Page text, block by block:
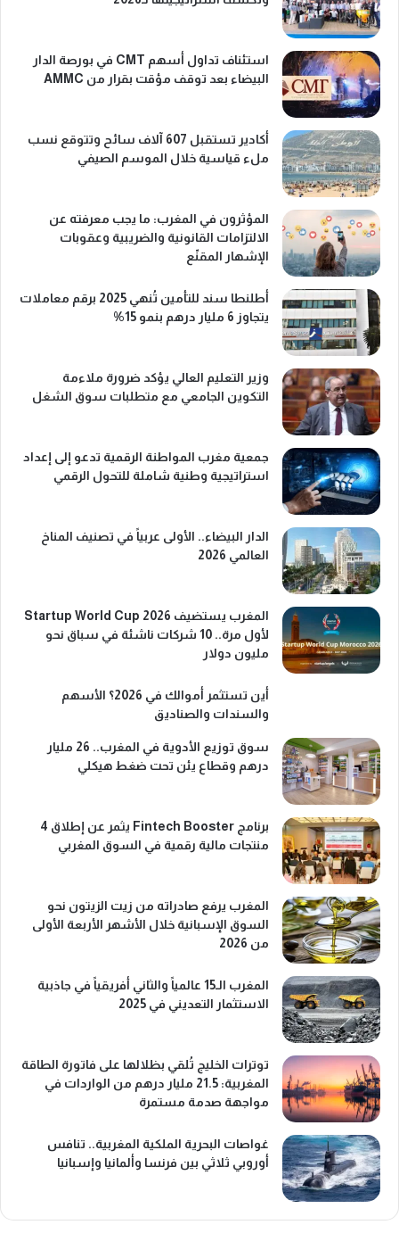
استئناف تداول أسهم CMT في بورصة الدار
البيضاء بعد توقف مؤقت بقرار من AMMC
أكادير تستقبل 607 آلاف سائح وتتوقع نسب
ملء قياسية خلال الموسم الصيفي
المؤثرون في المغرب: ما يجب معرفته عن
الالتزامات القانونية والضريبية وعقوبات
الإشهار المقنّع
أطلنطا سند للتأمين تُنهي 2025 برقم معاملات
يتجاوز 6 مليار درهم بنمو 15%
وزير التعليم العالي يؤكد ضرورة ملاءمة
التكوين الجامعي مع متطلبات سوق الشغل
جمعية مغرب المواطنة الرقمية تدعو إلى إعداد
استراتيجية وطنية شاملة للتحول الرقمي
الدار البيضاء.. الأولى عربياً في تصنيف المناخ
العالمي 2026
المغرب يستضيف Startup World Cup 2026
لأول مرة.. 10 شركات ناشئة في سباق نحو
مليون دولار
أين تستثمر أموالك في 2026؟ الأسهم
والسندات والصناديق
سوق توزيع الأدوية في المغرب.. 26 مليار
درهم وقطاع يئن تحت ضغط هيكلي
برنامج Fintech Booster يثمر عن إطلاق 4
منتجات مالية رقمية في السوق المغربي
المغرب يرفع صادراته من زيت الزيتون نحو
السوق الإسبانية خلال الأشهر الأربعة الأولى
من 2026
المغرب الـ15 عالمياً والثاني أفريقياً في جاذبية
الاستثمار التعديني في 2025
توترات الخليج تُلقي بظلالها على فاتورة الطاقة
المغربية: 21.5 مليار درهم من الواردات في
مواجهة صدمة مستمرة
غواصات البحرية الملكية المغربية.. تنافس
أوروبي ثلاثي بين فرنسا وألمانيا وإسبانيا